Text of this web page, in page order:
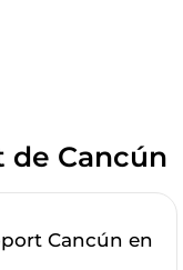
de Cancún
Cancún en